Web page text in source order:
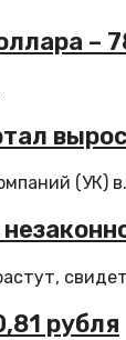
–
(УК)
рубля